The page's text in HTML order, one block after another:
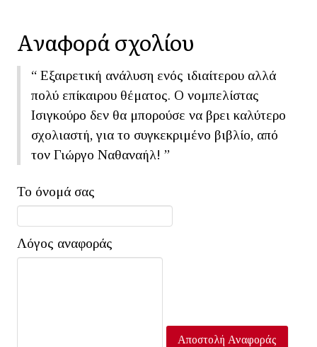
Aναφορά σχoλίου
“ Εξαιρετική ανάλυση ενός ιδιαίτερου αλλά
πολύ επίκαιρου θέματος. Ο νομπελίστας
Ισιγκούρο δεν θα μπορούσε να βρει καλύτερο
σχολιαστή, για το συγκεκριμένο βιβλίο, από
τον Γιώργο Ναθαναήλ! ”
Το όνομά σας
Λόγος αναφοράς
Αποστολή Αναφοράς